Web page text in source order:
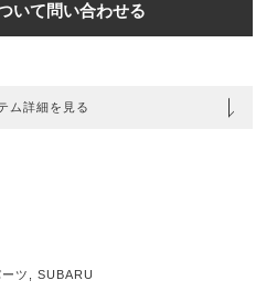
いて問い合わせる
ム詳細を見る
ツ ,SUBARU